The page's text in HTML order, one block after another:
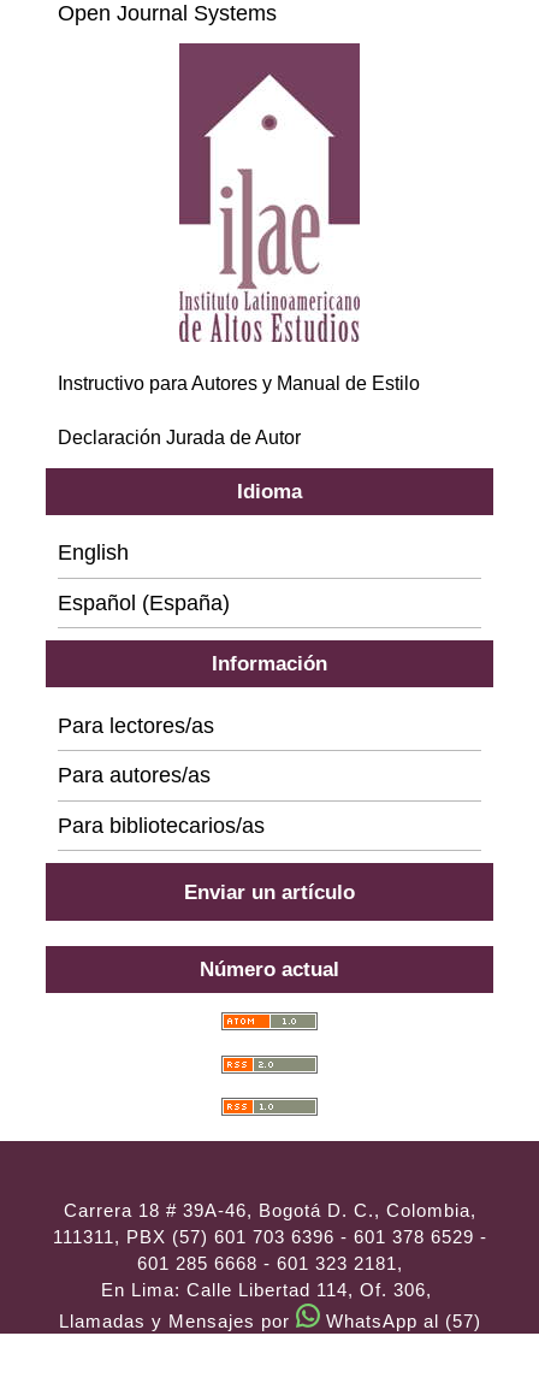
Open Journal Systems
Instructivo para Autores y Manual de Estilo
Declaración Jurada de Autor
Idioma
English
Español (España)
Información
Para lectores/as
Para autores/as
Para bibliotecarios/as
Enviar un artículo
Número actual
Carrera 18 # 39A-46, Bogotá D. C., Colombia,
111311, PBX (57) 601 703 6396 - 601 378 6529 -
601 285 6668 - 601 323 2181,
En Lima: Calle Libertad 114, Of. 306,
Llamadas y Mensajes por
WhatsApp al (57)